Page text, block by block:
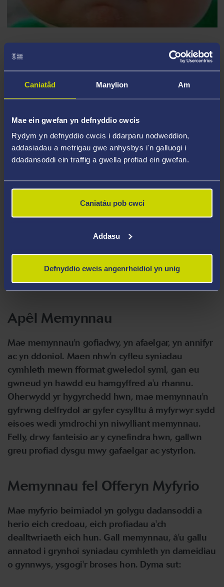
Caniatâd Manylion Am
Mae ein gwefan yn defnyddio cwcis
Rydym yn defnyddio cwcis i ddarparu nodweddion,
addasiadau a metrigau gwe anhysbys i'n galluogi i
ddadansoddi ein traffig a gwella profiad ein gwefan.
Caniatáu pob cwci
Addasu
Defnyddio cwcis angenrheidiol yn unig
Rhoi fersiwn i'r ymennydd o
fwydyn clust
Ar gyfer dadansoddi beirniadol, gallai'r memyn
"Mae mwy o oedolion gwrywaidd ag awtistiaeth".
"Pam felly?" "Oherwydd dulliau asesu a diagnostig
sydd â rhagfarn ar sail rhyw". "Pam felly?"
gwrywaidd a masgio benywaidd...ac ati ac ati.
Os ydych chi’n gadael i'r paentiad olew hwn o ddyn
credu y bydd yn rhoi fersiwn i'r ymennydd o
fwydyn clust a fydd yn rhoi dyfnder i'ch ysgrifennu.
Dyma sut gall integreiddio memynnau yn eich
astudiaethau wneud gwahaniaeth.
Apêl Memynnau
Mae memynnau'n gofiadwy, yn afaelgar, yn annifyr
ac yn ddoniol. Maen nhw'n cyfleu syniadau
cymhleth mewn fformat gweledol syml, gan eu
gwneud yn hawdd eu hamgyffred a'u rhannu.
Oherwydd yr hygyrchedd hwn, mae memynnau'n
gyfrwng delfrydol ar gyfer cysylltu â myfyrwyr sydd
eisoes wedi ymdrochi yn niwylliant memynnau.
Felly, drwy fanteisio ar y cynefindra hwn, gallwn
greu profiad dysgu mwy gafaelgar ac ystyrlon.
Memynnau fel Offeryn Myfyrio
Mae myfyrio beirniadol yn golygu dadansoddi a
herio eich credoau, eich profiadau a'ch
dealltwriaeth eich hun. Gall memynnau, â'u gallu
annatod i grynhoi syniadau cymhleth yn dameidiau
o gynnwys, ysgogi'r broses hon. Dyma sut: